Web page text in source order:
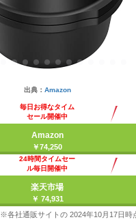
出典： Amazon
毎日お得なタイム
セール開催中
Amazon
￥74,250
24時間タイムセー
ル毎日開催中
楽天市場
￥ 74,931
※各社通販サイトの 2024年10月17日時